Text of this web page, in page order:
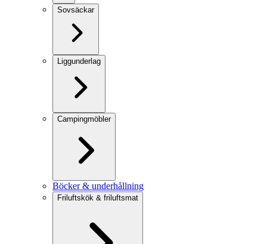
Sovsäckar
Liggunderlag
Campingmöbler
Böcker & underhållning
Friluftskök & friluftsmat